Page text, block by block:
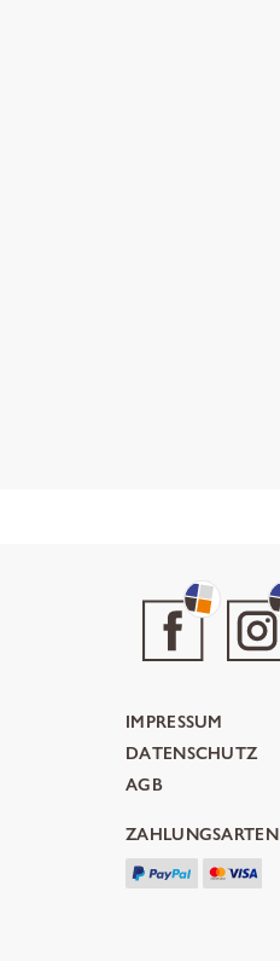
IMPRESSUM
DATENSCHUTZ
AGB
ZAHLUNGSARTEN